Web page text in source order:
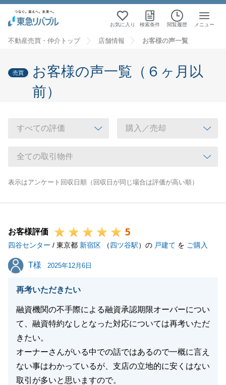
お気に入り 検索条件 閲覧履歴 メニュー
不動産売買・仲介トップ 店舗情報 お客様の声一覧
売買
お客様の声一覧（６ヶ月以
前）
表示はアンケート回収日順（回収日が同じ場合は評価が高い順）
お客様評価 5
四谷センター / 東京都 新宿区 （四ツ谷駅）の 戸建て を ご購入
T様
T様 2025年12月6日
再考いただきたい
融資機関の不手際による融資承認期限オーバーについ
て、融資特約なしとなった対応については再考いただ
きたい。
オーナーさんがいる中での話ではあるので一概に言え
ない事はわかっているが、支店の立地的に安くはない
取引が多いと思いますので。